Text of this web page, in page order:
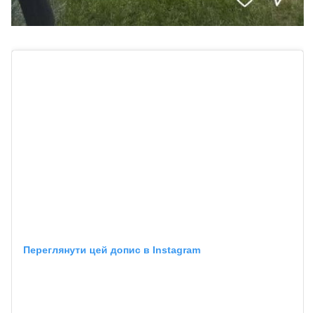
Переглянути цей допис в Instagram